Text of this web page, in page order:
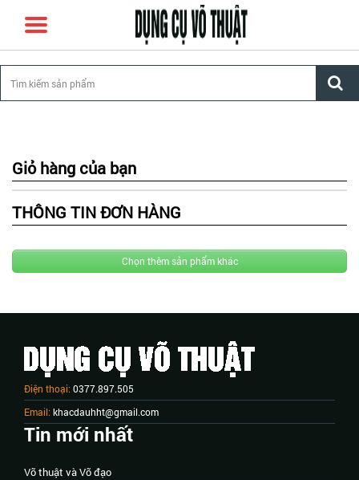
Giỏ hàng của bạn
THÔNG TIN ĐƠN HÀNG
Chọn thêm sản phẩm khác
Điện thoại: 0377.897.505
Email: khacdauhht@gmail.com
Tin mới nhất
Võ thuật và Võ đạo